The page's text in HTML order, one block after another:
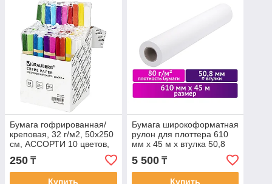
Бумага гофрированная/
креповая, 32 г/м2, 50х250
см, АССОРТИ 10 цветов,
BRAUBERG
250 ₸
Купить
Бумага широкоформатная
рулон для плоттера 610
мм х 45 м х втулка 50,8
мм, 80 г/м2, белизна CIE
146%,
5 500₸
Купить